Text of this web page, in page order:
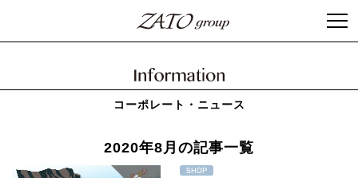
コーポレート・ニュース
2020年8月の記事一覧